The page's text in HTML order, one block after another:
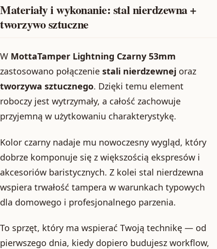
Materiały i wykonanie: stal nierdzewna +
tworzywo sztuczne
W MottaTamper Lightning Czarny 53mm
zastosowano połączenie stali nierdzewnej oraz
tworzywa sztucznego. Dzięki temu element
roboczy jest wytrzymały, a całość zachowuje
przyjemną w użytkowaniu charakterystykę.
Kolor czarny nadaje mu nowoczesny wygląd, który
dobrze komponuje się z większością ekspresów i
akcesoriów baristycznych. Z kolei stal nierdzewna
wspiera trwałość tampera w warunkach typowych
dla domowego i profesjonalnego parzenia.
To sprzęt, który ma wspierać Twoją technikę — od
pierwszego dnia, kiedy dopiero budujesz workflow,